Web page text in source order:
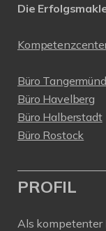
Die
Büro
Büro Havelberg
Büro Halberstadt
Büro Rostock
PROFIL
Als kompetenter